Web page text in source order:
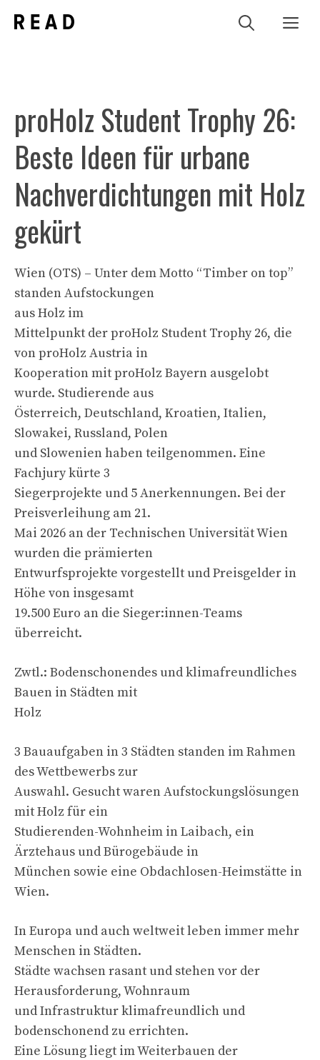
Inhalt
proHolz Student Trophy 26:
Beste Ideen für urbane
Nachverdichtungen mit Holz
gekürt
Wien (OTS) – Unter dem Motto “Timber on top”
standen Aufstockungen
aus Holz im
Mittelpunkt der proHolz Student Trophy 26, die
von proHolz Austria in
Kooperation mit proHolz Bayern ausgelobt
wurde. Studierende aus
Österreich, Deutschland, Kroatien, Italien,
Slowakei, Russland, Polen
und Slowenien haben teilgenommen. Eine
Fachjury kürte 3
Siegerprojekte und 5 Anerkennungen. Bei der
Preisverleihung am 21.
Mai 2026 an der Technischen Universität Wien
wurden die prämierten
Entwurfsprojekte vorgestellt und Preisgelder in
Höhe von insgesamt
19.500 Euro an die Sieger:innen-Teams
überreicht.
Zwtl.: Bodenschonendes und klimafreundliches
Bauen in Städten mit
Holz
3 Bauaufgaben in 3 Städten standen im Rahmen
des Wettbewerbs zur
Auswahl. Gesucht waren Aufstockungslösungen
mit Holz für ein
Studierenden-Wohnheim in Laibach, ein
Ärztehaus und Bürogebäude in
München sowie eine Obdachlosen-Heimstätte in
Wien.
In Europa und auch weltweit leben immer mehr
Menschen in Städten.
Städte wachsen rasant und stehen vor der
Herausforderung, Wohnraum
und Infrastruktur klimafreundlich und
bodenschonend zu errichten.
Eine Lösung liegt im Weiterbauen der